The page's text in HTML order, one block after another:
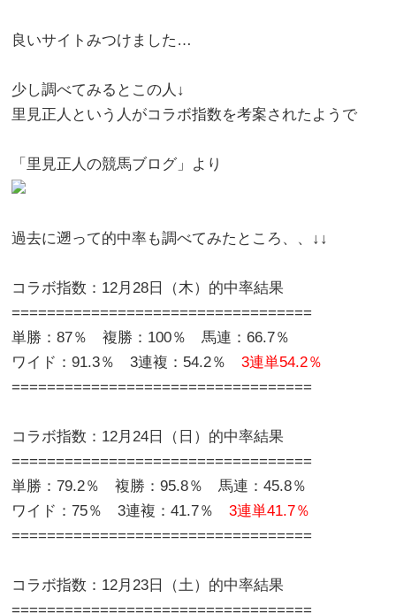
良いサイトみつけました…
少し調べてみるとこの人↓
里見正人という人がコラボ指数を考案されたようで
「里見正人の競馬ブログ」より
過去に遡って的中率も調べてみたところ、、↓↓
コラボ指数：12月28日（木）的中率結果
==================================
単勝：87％ 複勝：100％ 馬連：66.7％
ワイド：91.3％ 3連複：54.2％3連単54.2％
==================================
コラボ指数：12月24日（日）的中率結果
==================================
単勝：79.2％ 複勝：95.8％ 馬連：45.8％
ワイド：75％ 3連複：41.7％3連単41.7％
==================================
コラボ指数：12月23日（土）的中率結果